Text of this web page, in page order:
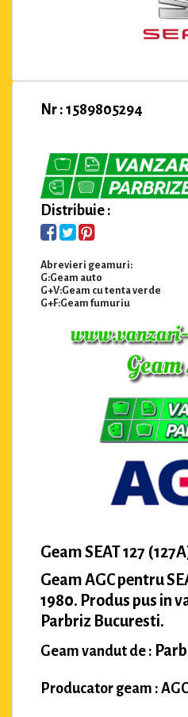
Nr : 1589805294
Distribuie :
Abrevieri geamuri:
G:Geam auto
G+V:Geam cu tenta verde
G+F:Geam fumuriu
Geam SEAT 127
Geam AGC pentru
1980. Produs pus in
Parbriz Bucuresti.
Geam vandut de :
Producator geam : AGC